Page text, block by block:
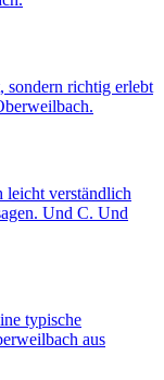
sondern richtig erlebt
leicht verständlich
Und C. Und
typische
aus